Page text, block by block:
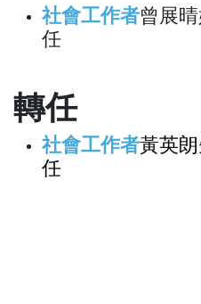
社會工作者曾展
任
轉任
社會工作者黃英
任